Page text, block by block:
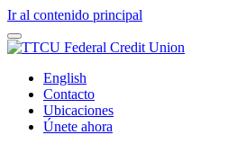
Ir al contenido principal
English
Contacto
Ubicaciones
Únete ahora